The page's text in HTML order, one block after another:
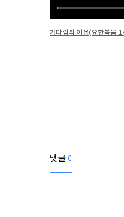
기다림의 이유(요한복음
댓글 0